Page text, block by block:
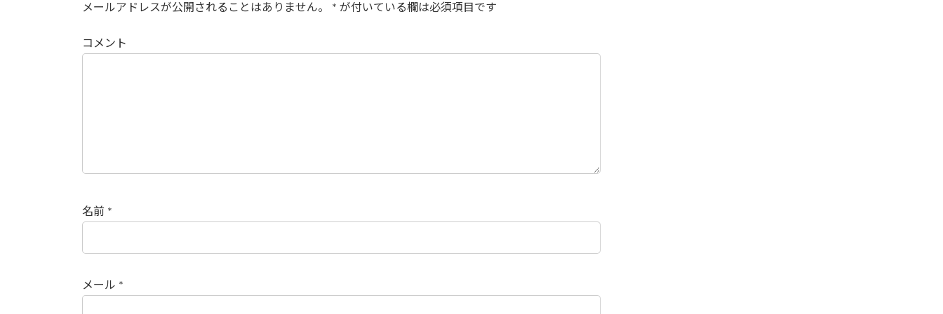
メールアドレスが公開されることはありません。 * が付いている欄は必須項目です
コメント
名前 *
メール *